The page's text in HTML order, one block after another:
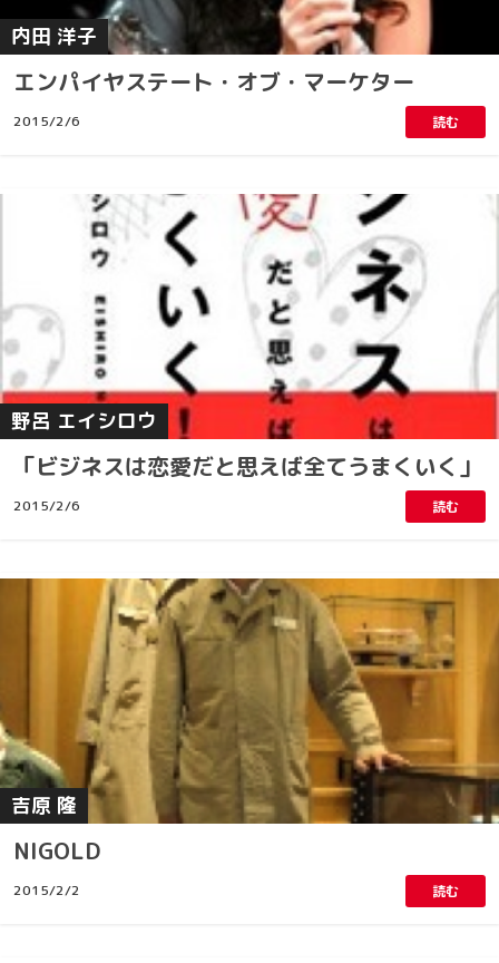
内田 洋子
エンパイヤステート・オブ・マーケター
2015/2/6 読む
野呂 エイシロウ
「ビジネスは恋愛だと思えば全てうまくいく」
2015/2/6 読む
吉原 隆
NIGOLD
2015/2/2 読む